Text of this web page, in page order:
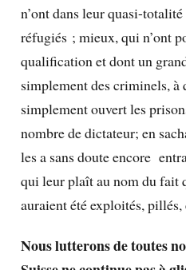
n’ont dans leur quasi-
réfugiés ; mieux, qui n’ont
qualification et dont un
simplement des criminels, à
simplement ouvert les
nombre de dictateur; en
les a sans doute encore
qui leur plaît au nom du fait
auraient été exploités, pillés,
Nous lutterons de toutes